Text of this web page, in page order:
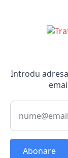
Introdu
Abonare